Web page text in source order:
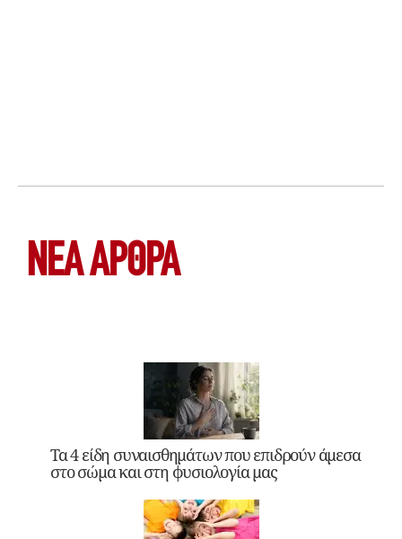
ΝΕΑ ΆΡΘΡΑ
Τα 4 είδη συναισθημάτων που επιδρούν άμεσα
στο σώμα και στη φυσιολογία μας